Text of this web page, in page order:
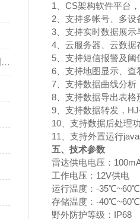
1、CS架构软件平台
2、支持多帐号、多设
3、支持实时数据展
4、云服务器、云数
5、支持短信报警及阈
6、支持地图显示、查
7、支持数据曲线分析
8、支持数据导出表格
9、支持数据转发，
10、支持数据后处理
11、支持外置运行
五、技术参数
雷达供电电压：
工作电压：12V供电
运行温度：-
存储温度：-
野外防护等级：IP68